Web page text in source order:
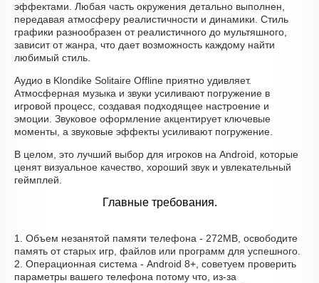
эффектами. Любая часть окружения детально выполнен,
передавая атмосферу реалистичности и динамики. Стиль
графики разнообразен от реалистичного до мультяшного,
зависит от жанра, что дает возможность каждому найти
любимый стиль.
Аудио в Klondike Solitaire Offline приятно удивляет.
Атмосферная музыка и звуки усиливают погружение в
игровой процесс, создавая подходящее настроение и
эмоции. Звуковое оформление акцентирует ключевые
моменты, а звуковые эффекты усиливают погружение.
В целом, это лучший выбор для игроков на Android, которые
ценят визуальное качество, хороший звук и увлекательный
геймплей.
Главные требования.
1. Объем незанятой памяти телефона - 272MB, освободите
память от старых игр, файлов или программ для успешного.
2. Операционная система - Android 8+, советуем проверить
параметры вашего телефона потому что, из-за